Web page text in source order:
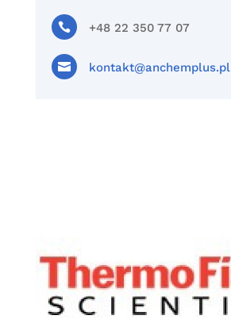
 +48 22 350 77 07
 kontakt@anchemplus.pl